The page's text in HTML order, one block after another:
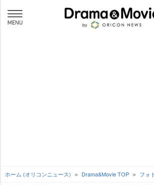
ホーム (オリコンニュース) Drama&Movie TOP フォ